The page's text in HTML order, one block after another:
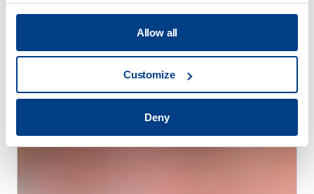
Allow all
Customize
Deny
HPP 랩 시리즈